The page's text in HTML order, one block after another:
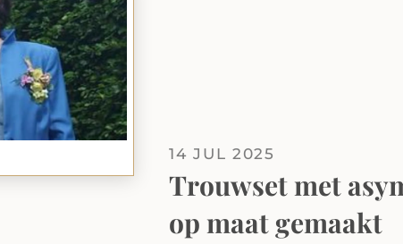
14 JUL 2025
Trouwset met
op maat gemaakt